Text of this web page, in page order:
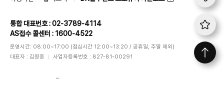
i
o
n
s
통합 대표번호 : 02-3789-4114
AS접수 콜센터 : 1600-4522
운영시간: 08:00~17:00 (점심시간 12:00~13:20 / 공휴일, 주말 제외)
대표자 : 김원종
사업자등록번호 : 827-81-00291
ⓒ